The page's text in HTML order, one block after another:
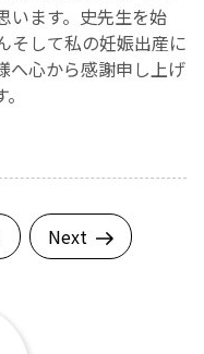
います。史先生を始
そして私の妊娠出産に
へ心から感謝申し上げ
Next